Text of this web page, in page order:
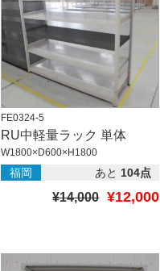
FE0324-5
RU中軽量ラック 単体
W1800×D600×H1800
福岡 あと 104点
¥14,000 ¥12,000